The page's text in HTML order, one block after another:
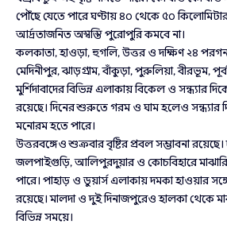
পৌঁছে যেতে পারে ঘণ্টায় ৪০ থেকে ৫০ কিলোমিটার
আর্দ্রতাজনিত অস্বস্তি পুরোপুরি কমবে না।
কলকাতা, হাওড়া, হুগলি, উত্তর ও দক্ষিণ ২৪
মেদিনীপুর, ঝাড়গ্রাম, বাঁকুড়া, পুরুলিয়া, বীরভূম,
মুর্শিদাবাদের বিভিন্ন এলাকায় বিকেল ও সন্ধ্যার
রয়েছে। দিনের শুরুতে গরম ও ঘাম হলেও সন্ধ্যার
মনোরম হতে পারে।
উত্তরবঙ্গেও শুক্রবার বৃষ্টির প্রবল সম্ভাবনা রয়েছে।
জলপাইগুড়ি, আলিপুরদুয়ার ও কোচবিহারে মাঝারি
পারে। পাহাড় ও ডুয়ার্স এলাকায় দমকা হাওয়ার
রয়েছে। মালদা ও দুই দিনাজপুরেও হালকা থেকে
বিভিন্ন সময়ে।